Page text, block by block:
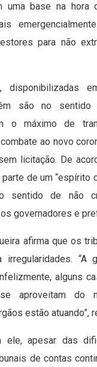
uma base na hora
para não
disponibilizadas
são no
o máximo de
ao novo
licitação. De
de um “espírito
sentido de não
governadores e
afirma que os
irregularidades. “A
alguns
aproveitam do
estão atuando”,
ele, apesar das
de contas